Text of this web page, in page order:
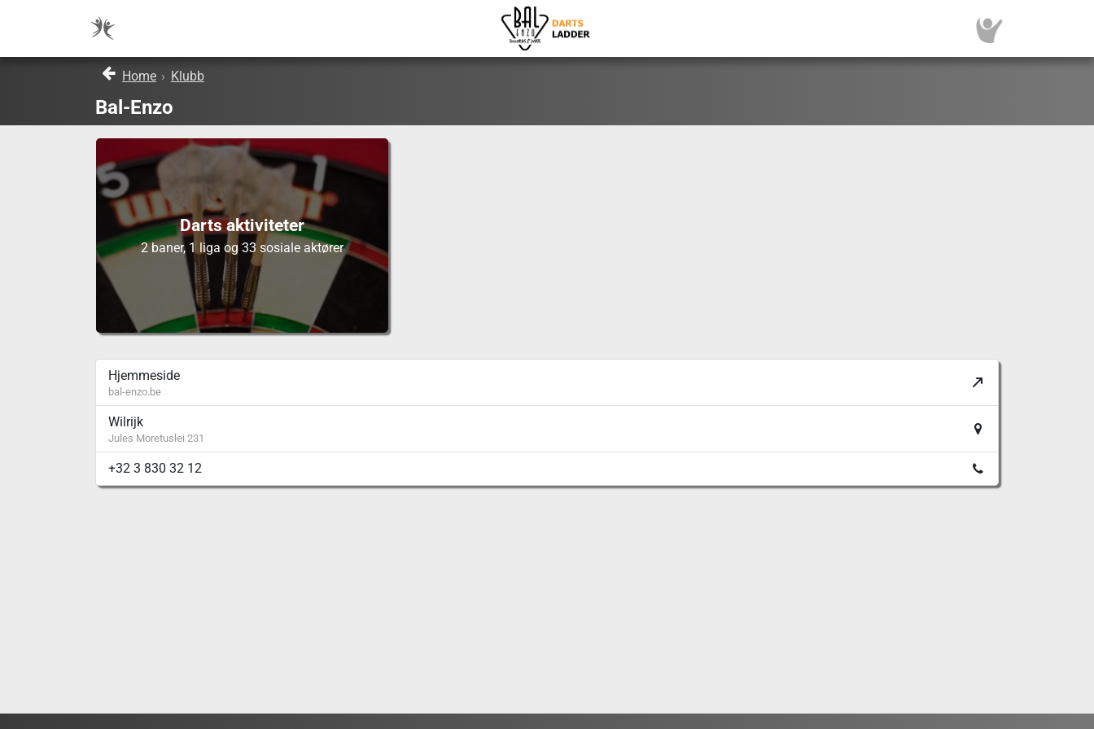
Home › Klubb
Bal-Enzo
Darts aktiviteter
2 baner, 1 liga og 33 sosiale aktører
Hjemmeside
bal-enzo.be
Wilrijk
Jules Moretuslei 231
+32 3 830 32 12